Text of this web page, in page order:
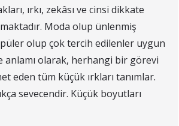
ırkı, zekâsı ve cinsi dikkate
Moda olup ünlenmiş
olup çok tercih edilenler uygun
anlamı olarak, herhangi bir görevi
eden tüm küçük ırkları tanımlar.
sevecendir. Küçük boyutları